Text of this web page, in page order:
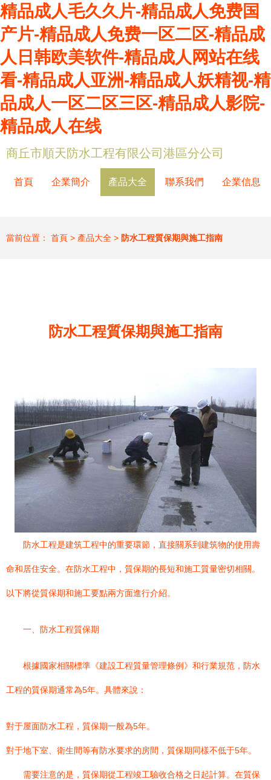
精品成人毛久久片-精品成人免费国
产片-精品成人免费一区二区-精品成
人日韩欧美软件-精品成人网站在线
看-精品成人亚洲-精品成人妖精视-精
品成人一区二区三区-精品成人影院-
精品成人在线
商丘市順天防水工程有限公司港區分公司
首頁 企業簡介 產品大全 聯系我們 企業信息
當前位置： 首頁 > 產品大全 > 防水工程質保期與施工指南
防水工程質保期與施工指南
防水工程是建筑工程中的重要環節，直接關系到建筑物的使用壽
命和居住安全。在防水工程中，質保期的長短和施工質量密切相關。
以下將從質保期和施工要點兩方面進行介紹。
一、防水工程質保期
根據國家相關標準《建設工程質量管理條例》和行業規范，防水
工程的質保期通常為5年。具體來說：
對于屋面防水工程，質保期一般為5年。
對于地下室、衛生間等有防水要求的房間，質保期同樣不低于5年。
需要注意的是，質保期從工程竣工驗收合格之日起計算。在質保